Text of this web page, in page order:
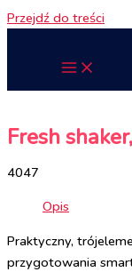
Przejdź do treści
Fresh
4047
Opis
Praktyczny,
przygotowania